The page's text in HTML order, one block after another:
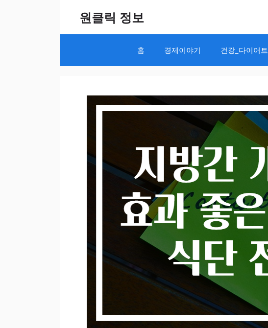
원클릭 정보
홈 경제이야기 건강_다이어트